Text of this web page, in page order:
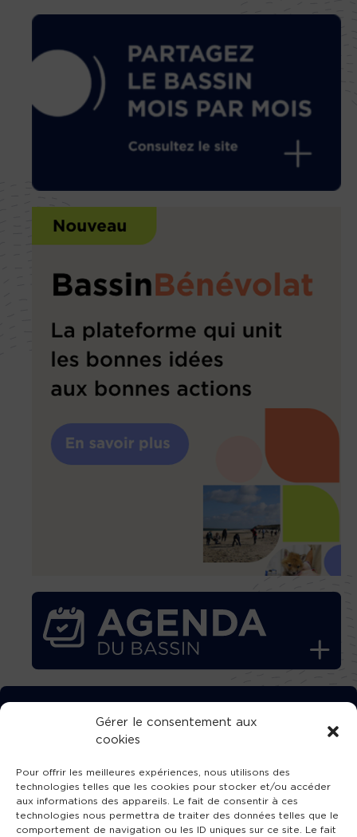
Gérer le consentement aux
cookies
Pour offrir les meilleures expériences, nous utilisons des
technologies telles que les cookies pour stocker et/ou accéder
aux informations des appareils. Le fait de consentir à ces
technologies nous permettra de traiter des données telles que le
comportement de navigation ou les ID uniques sur ce site. Le fait
TÉLÉCHARGEZ GRATUITEMENT
L’APPLICATION TVBA !